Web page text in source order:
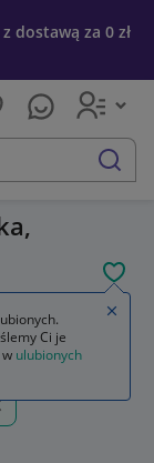
dostawą za 0 zł
szukaj
i dziecka
Ci je
ulubionych